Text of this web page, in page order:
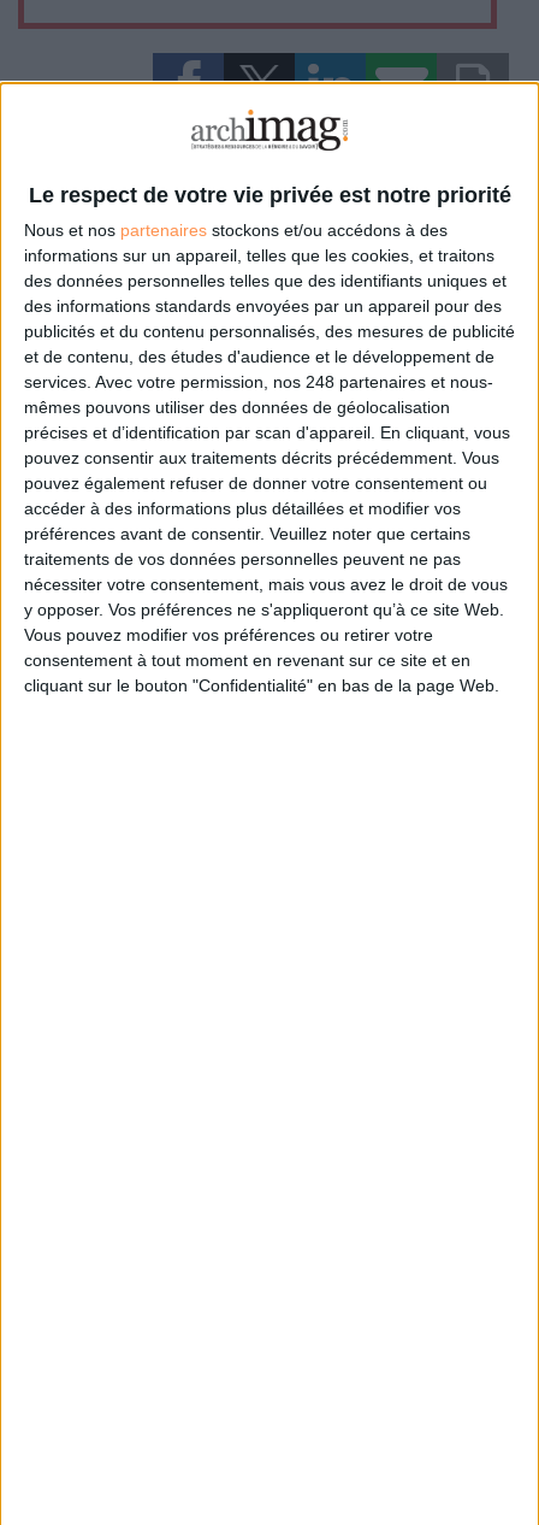
Le respect de votre vie privée est notre priorité
Nous et nos partenaires stockons et/ou accédons à des
informations sur un appareil, telles que les cookies, et traitons
des données personnelles telles que des identifiants uniques et
des informations standards envoyées par un appareil pour des
publicités et du contenu personnalisés, des mesures de publicité
et de contenu, des études d'audience et le développement de
services. Avec votre permission, nos 248 partenaires et nous-
mêmes pouvons utiliser des données de géolocalisation
précises et d’identification par scan d'appareil. En cliquant, vous
pouvez consentir aux traitements décrits précédemment. Vous
pouvez également refuser de donner votre consentement ou
accéder à des informations plus détaillées et modifier vos
préférences avant de consentir. Veuillez noter que certains
traitements de vos données personnelles peuvent ne pas
nécessiter votre consentement, mais vous avez le droit de vous
y opposer. Vos préférences ne s'appliqueront qu’à ce site Web.
Vous pouvez modifier vos préférences ou retirer votre
consentement à tout moment en revenant sur ce site et en
cliquant sur le bouton "Confidentialité" en bas de la page Web.
0 Commentaire
Connectez-vousouinscrivez-vouspour publier un commentaire
À LIRE SUR ARCHIMAG
Le signalement de contenus générés par l'IA
devient obligatoire à partir du 2 août
Clara Chappaz pressentie pour rejoindre
Emmanuel Macron à l'Elysée